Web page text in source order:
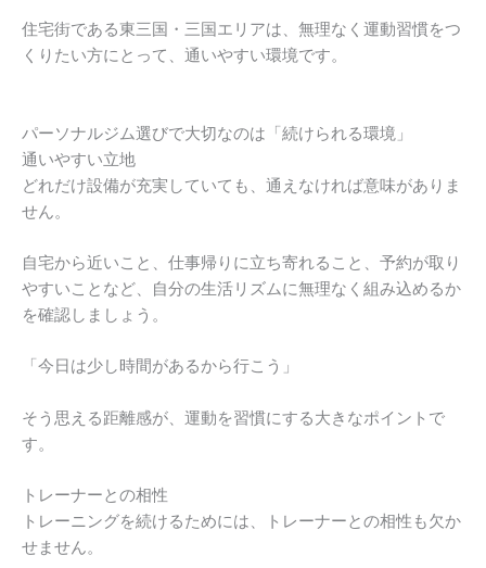
住宅街である東三国・三国エリアは、無理なく運動習慣をつ
くりたい方にとって、通いやすい環境です。
パーソナルジム選びで大切なのは「続けられる環境」
通いやすい立地
どれだけ設備が充実していても、通えなければ意味がありま
せん。
自宅から近いこと、仕事帰りに立ち寄れること、予約が取り
やすいことなど、自分の生活リズムに無理なく組み込めるか
を確認しましょう。
「今日は少し時間があるから行こう」
そう思える距離感が、運動を習慣にする大きなポイントで
す。
トレーナーとの相性
トレーニングを続けるためには、トレーナーとの相性も欠か
せません。